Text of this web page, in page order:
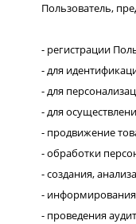
Пользователь,
- регистрации
- для
- для
- для
- продвижение
- обработки
- создания,
- информирования
- проведения